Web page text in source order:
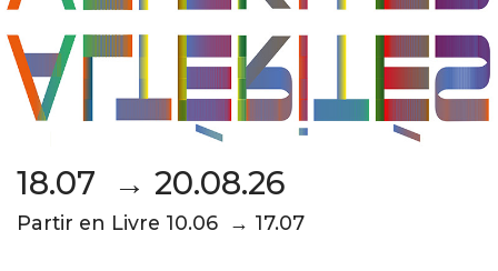
18.07 → 20.08.26
Partir en Livre 10.06 → 17.07